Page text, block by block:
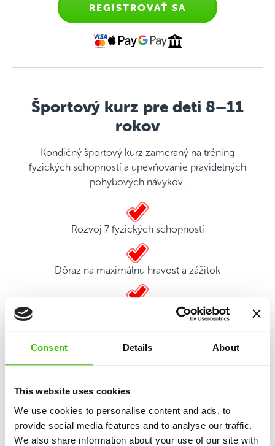
Consent Details About
This website uses cookies
We use cookies to personalise content and ads, to
provide social media features and to analyse our traffic.
We also share information about your use of our site with
REGISTROVAŤ SA
Športový kurz pre deti 8–11
rokov
Kondičný športový kurz zameraný na tréning
fyzických schopností a upevňovanie pravidelných
pohybových návykov.
Rozvoj 7 fyzických schopností
Dôraz na maximálnu hravosť a zážitok
2 kvalifikovaní tréneri
Herný plán s motivačnými nálepkami